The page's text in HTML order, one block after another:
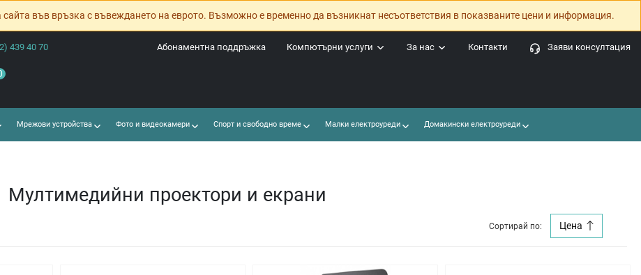
във връзка с въвеждането на еврото. Възможно е временно да възникнат несъответствия в показваните цени и информация.
439 40 70 Заяви консултация
Контакти
За нас
Компютърни услуги
Абонаментна поддръжка
Мрежови устройства Фото и видеокамери Спорт и свободно време Малки електроуреди Домакински електроуреди
Мултимедийни проектори и екрани
Сортирай по: Цена